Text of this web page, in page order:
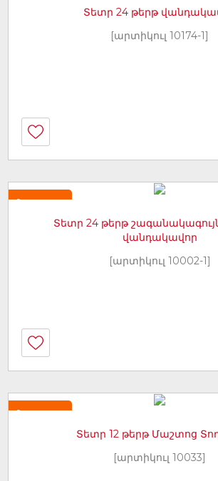
Տետր 24 թերթ
[արտիկուլ 10174-1]
Նորույթ
Տետր 24 թերթ
վանդակավոր
[արտիկուլ 10002-1]
Նորույթ
Տետր 12 թերթ Մաշտոց
[արտիկուլ 10033]